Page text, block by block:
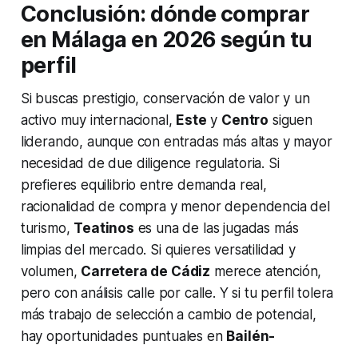
Conclusión: dónde comprar
en Málaga en 2026 según tu
perfil
Si buscas prestigio, conservación de valor y un
activo muy internacional, Este y Centro siguen
liderando, aunque con entradas más altas y mayor
necesidad de due diligence regulatoria. Si
prefieres equilibrio entre demanda real,
racionalidad de compra y menor dependencia del
turismo, Teatinos es una de las jugadas más
limpias del mercado. Si quieres versatilidad y
volumen, Carretera de Cádiz merece atención,
pero con análisis calle por calle. Y si tu perfil tolera
más trabajo de selección a cambio de potencial,
hay oportunidades puntuales en Bailén-